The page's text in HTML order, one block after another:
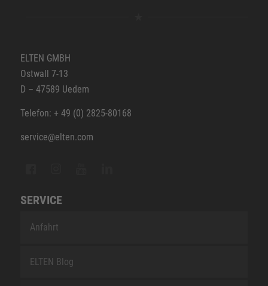
ELTEN GMBH
Ostwall 7-13
D – 47589 Uedem
Telefon: + 49 (0) 2825-80168
service@elten.com
SERVICE
Anfahrt
ELTEN Blog